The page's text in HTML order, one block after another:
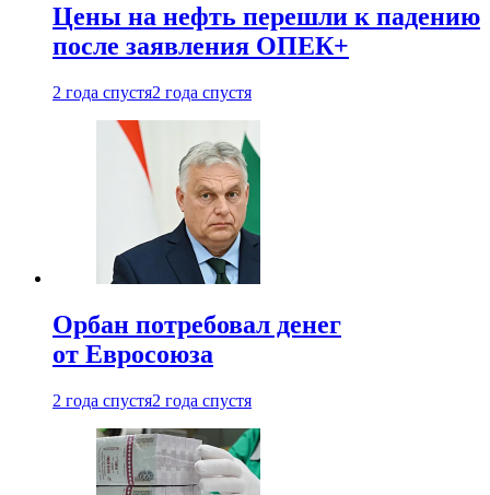
Цены на нефть перешли к падению
после заявления ОПЕК+
2 года спустя2 года спустя
Орбан потребовал денег
от Евросоюза
2 года спустя2 года спустя